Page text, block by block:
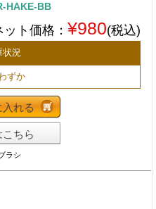
HAKE-BB
ット価格： ¥980(税込)
状況
ずか
れる
ちら
ラシ